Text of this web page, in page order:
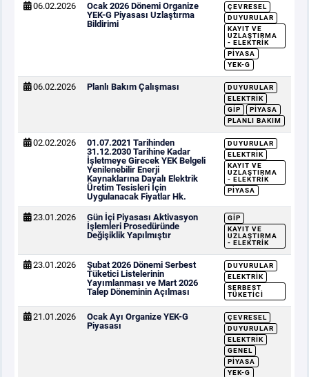
06.02.2026
Ocak 2026 Dönemi Organize
YEK-G Piyasası Uzlaştırma
Bildirimi
ÇEVRESEL
DUYURULAR
KAYIT VE
UZLAŞTIRMA
- ELEKTRIK
PIYASA
YEK-G
06.02.2026 Planlı Bakım Çalışması
DUYURULAR
ELEKTRIK
GİP
PIYASA
PLANLI BAKIM
02.02.2026
01.07.2021 Tarihinden
31.12.2030 Tarihine Kadar
İşletmeye Girecek YEK Belgeli
Yenilenebilir Enerji
Kaynaklarına Dayalı Elektrik
Üretim Tesisleri İçin
Uygulanacak Fiyatlar Hk.
DUYURULAR
ELEKTRIK
KAYIT VE
UZLAŞTIRMA
- ELEKTRIK
PIYASA
23.01.2026
Gün İçi Piyasası Aktivasyon
İşlemleri Prosedüründe
Değişiklik Yapılmıştır
GİP
KAYIT VE
UZLAŞTIRMA
- ELEKTRIK
23.01.2026
Şubat 2026 Dönemi Serbest
Tüketici Listelerinin
Yayımlanması ve Mart 2026
Talep Döneminin Açılması
DUYURULAR
ELEKTRIK
SERBEST
TÜKETICI
21.01.2026
Ocak Ayı Organize YEK-G
Piyasası
ÇEVRESEL
DUYURULAR
ELEKTRIK
GENEL
PIYASA
YEK-G